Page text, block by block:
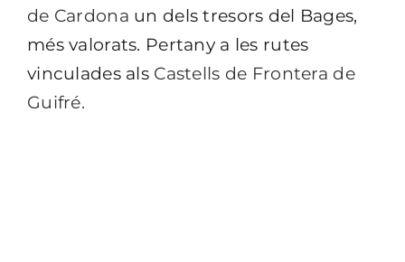
de Cardona un dels tresors del Bages,
més valorats. Pertany a les rutes
vinculades als Castells de Frontera de
Guifré.